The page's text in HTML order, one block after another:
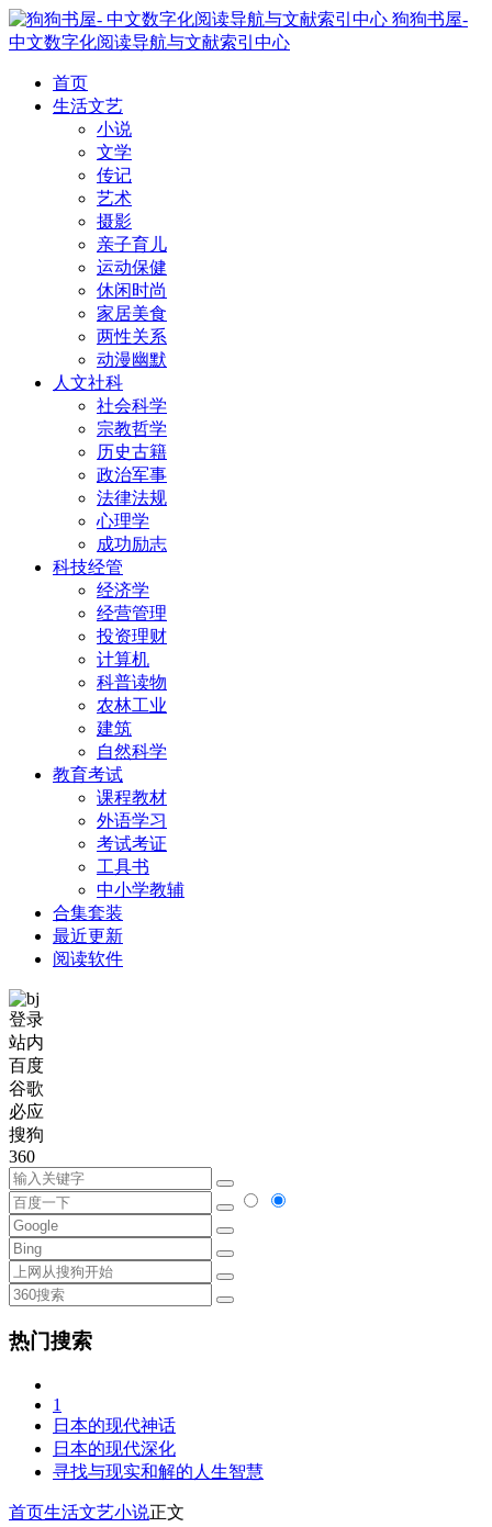
狗狗书屋-
中文数字化阅读导航与文献索引中心
首页
生活文艺
小说
文学
传记
艺术
摄影
亲子育儿
运动保健
休闲时尚
家居美食
两性关系
动漫幽默
人文社科
社会科学
宗教哲学
历史古籍
政治军事
法律法规
心理学
成功励志
科技经管
经济学
经营管理
投资理财
计算机
科普读物
农林工业
建筑
自然科学
教育考试
课程教材
外语学习
考试考证
工具书
中小学教辅
合集套装
最近更新
阅读软件
登录
站内
百度
谷歌
必应
搜狗
360
热门搜索
1
日本的现代神话
日本的现代深化
寻找与现实和解的人生智慧
首页生活文艺小说正文